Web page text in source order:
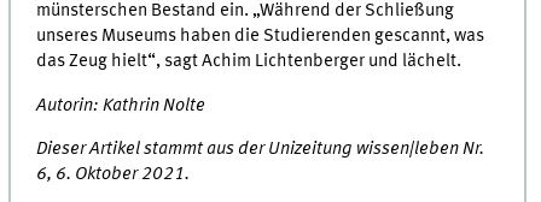
münsterschen Bestand ein. „Während der Schließung
unseres Museums haben die Studierenden gescannt, was
das Zeug hielt“, sagt Achim Lichtenberger und lächelt.
Autorin: Kathrin Nolte
Dieser Artikel stammt aus der Unizeitung wissen|leben Nr.
6, 6. Oktober 2021.